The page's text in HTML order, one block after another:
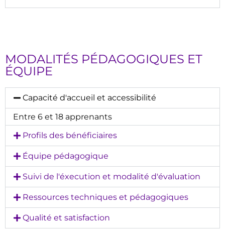
MODALITÉS PÉDAGOGIQUES ET
ÉQUIPE
Capacité d'accueil et accessibilité
Entre 6 et 18 apprenants
Profils des bénéficiaires
Équipe pédagogique
Suivi de l'éxecution et modalité d'évaluation
Ressources techniques et pédagogiques
Qualité et satisfaction